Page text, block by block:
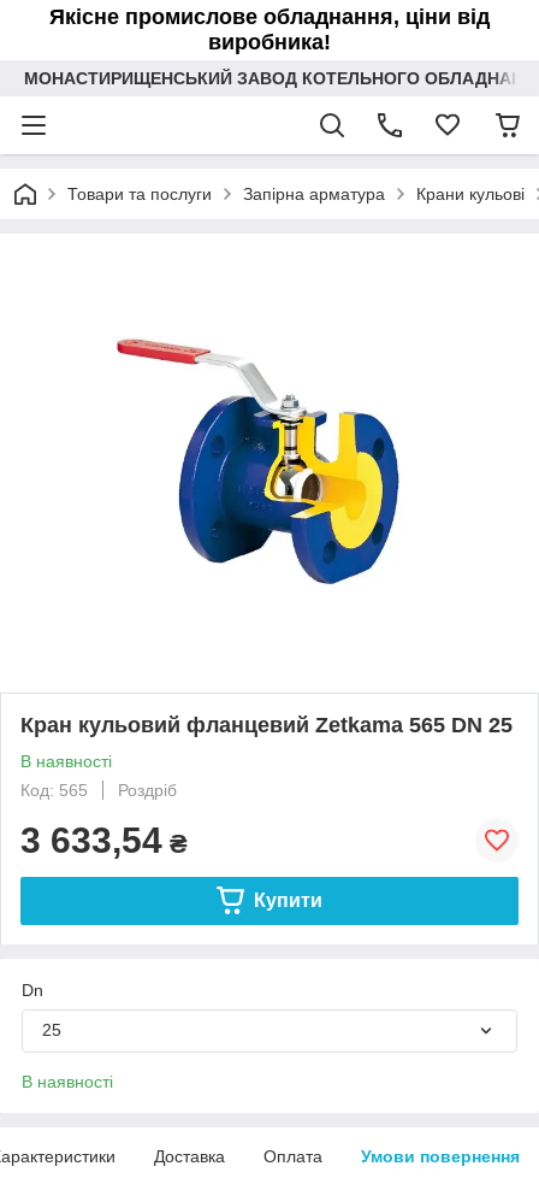
Якісне промислове обладнання, ціни від
виробника!
МОНАСТИРИЩЕНСЬКИЙ ЗАВОД КОТЕЛЬНОГО
Товари та послуги Запірна арматура Крани кульові
Кран кульовий фланцевий Zetkama 565 DN 25
В наявності
Код: 565
Роздріб
3 633,54 ₴
Купити
Dn
25
В наявності
Доставка Оплата Умови повернення